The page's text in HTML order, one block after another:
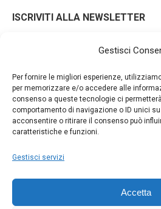
Gestisci
Per fornire le migliori esperienze,
per memorizzare e/o accedere alle
consenso a queste tecnologie ci
comportamento di navigazione o ID unici
acconsentire o ritirare il consenso può
caratteristiche e funzioni.
Gestisci servizi
Accetta
ISCRIVITI ALLA NEWSLETTER
Iscrivendoti alla nostra newsletter
Condizioni d'Uso del nostro sito web.
utilizzata a fini commerciali e